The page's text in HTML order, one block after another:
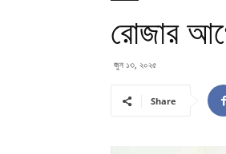
রোজার
জুন ১৩, ২০২৫
Share